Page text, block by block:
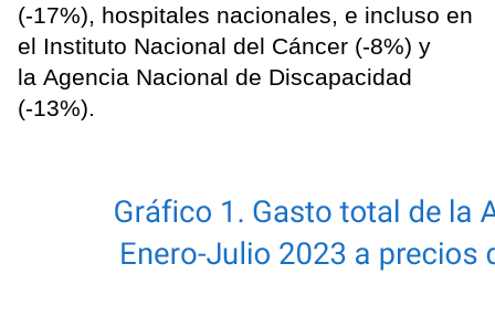
(-17%), hospitales nacionales, e incluso en
el Instituto Nacional del Cáncer (-8%) y
la Agencia Nacional de Discapacidad
(-13%).